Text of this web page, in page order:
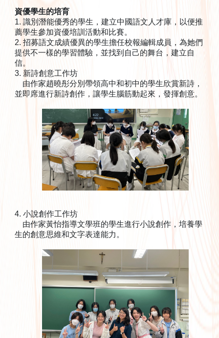
資優學生的培育
1. 識別潛能優秀的學生，建立中國語文人才庫，以便推
薦學生參加資優培訓活動和比賽。
2. 招募語文成績優異的學生擔任校報編輯成員，為她們
提供不一樣的學習體驗，並找到自己的舞台，建立自
信。
3. 新詩創意工作坊
由作家趙曉彤分別帶領高中和初中的學生欣賞新詩，
並即席進行新詩創作，讓學生腦筋動起來，發揮創意。
4. 小說創作工作坊
由作家黃怡指導文學班的學生進行小說創作，培養學
生的創意思維和文字表達能力。